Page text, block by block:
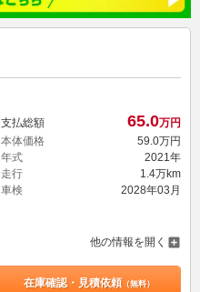
支払総額 65.0万円
本体価格
59.0万円
年式
2021年
走行
1.4万km
車検
2028年03月
他の情報を開く
在庫確認・見積依頼（無料）